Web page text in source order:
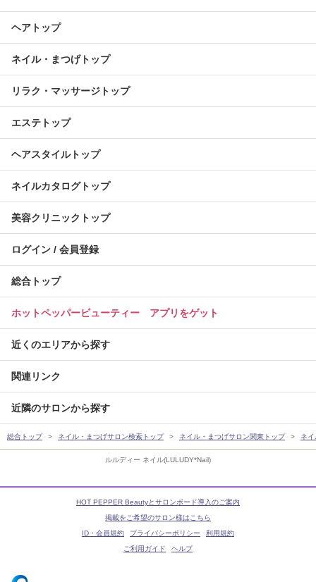
ルルディー ネイル(LULUDY*Nail)
ヘアトップ
ネイル・まつげトップ
リラク・マッサージトップ
エステトップ
ヘアスタイルトップ
ネイルカタログトップ
美容クリニックトップ
ログイン / 会員登録
総合トップ
ホットペッパービューティー アプリをゲット
近くのエリアから探す
関連リンク
近隣のサロンから探す
総合トップ ネイル・まつげサロン検索トップ ネイル・まつげサロン関東トップ ネ
HOT PEPPER Beautyとサロンボード導入のご案内
掲載をご希望のサロン様はこちら
ID・会員規約
プライバシーポリシー
利用規約
ご利用ガイド
ヘルプ